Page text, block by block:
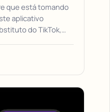
que está tomando
aplicativo
do TikTok,…